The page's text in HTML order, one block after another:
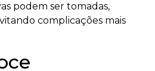
podem ser tomadas,
complicações mais